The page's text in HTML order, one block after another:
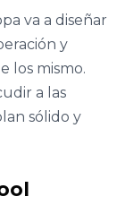
de
de
va a diseñar
y
los mismo.
a las
sólido y